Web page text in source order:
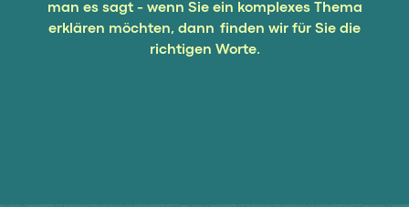
man es sagt - wenn Sie ein komplexes Thema
erklären möchten, dann finden wir für Sie die
richtigen Worte.